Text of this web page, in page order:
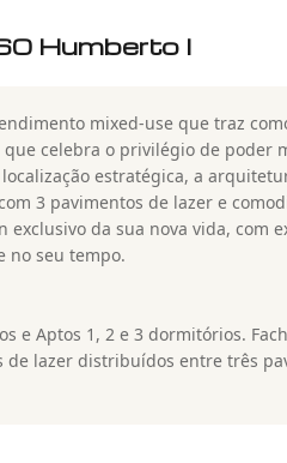
Humberto I
mixed-use que traz
celebra o privilégio de poder
estratégica, a
3 pavimentos de lazer e
da sua nova vida, com
no seu tempo.
e Aptos 1, 2 e 3 dormitórios.
de lazer distribuídos entre três